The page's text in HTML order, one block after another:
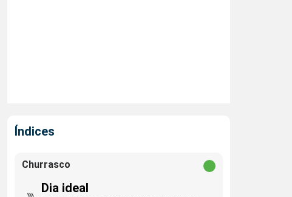
Índices
Churrasco
Dia ideal